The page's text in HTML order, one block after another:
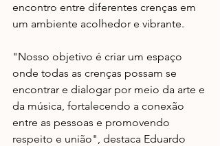
encontro entre diferentes crenças em
um ambiente acolhedor e vibrante.
"Nosso objetivo é criar um espaço
onde todas as crenças possam se
encontrar e dialogar por meio da arte e
da música, fortalecendo a conexão
entre as pessoas e promovendo
respeito e união", destaca Eduardo